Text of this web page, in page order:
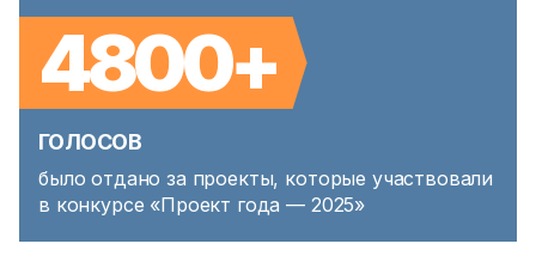
4800+
ГОЛОСОВ
было отдано за проекты, которые участвовали
в конкурсе «Проект года — 2025»